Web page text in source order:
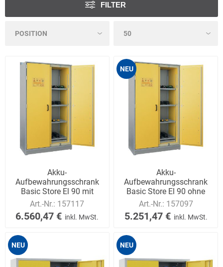
FILTER
Akku-
Aufbewahrungsschrank
Basic Store El 90 mit
Löschsystem
Art.-Nr.: 157117
6.560,47 € inkl. MwSt.
NEU
Akku-
Aufbewahrungsschrank
Basic Store El 90 ohne
Löschsystem
Art.-Nr.: 157097
5.251,47 € inkl. MwSt.
NEU NEU